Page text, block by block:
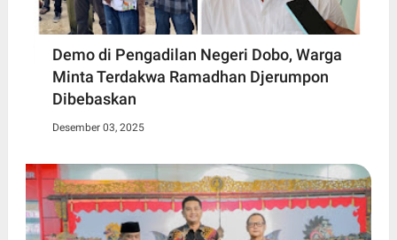
Demo di Pengadilan Negeri Dobo, Warga
Minta Terdakwa Ramadhan Djerumpon
Dibebaskan
Desember 03, 2025